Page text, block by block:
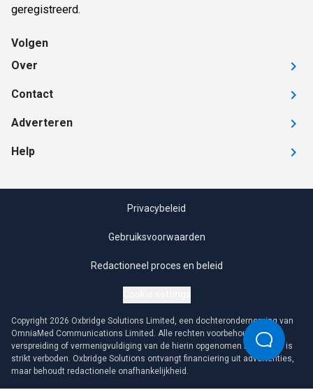
geregistreerd.
Volgen
Over
Contact
Adverteren
Help
Privacybeleid
Gebruiksvoorwaarden
Redactioneel proces en beleid
Copyright 2026 Oxbridge Solutions Limited, een dochteronderneming van
OmniaMed Communications Limited. Alle rechten voorbehouden. Elke
verspreiding of vermenigvuldiging van de hierin opgenomen informatie is
strikt verboden. Oxbridge Solutions ontvangt financiering uit advertenties,
maar behoudt redactionele onafhankelijkheid.